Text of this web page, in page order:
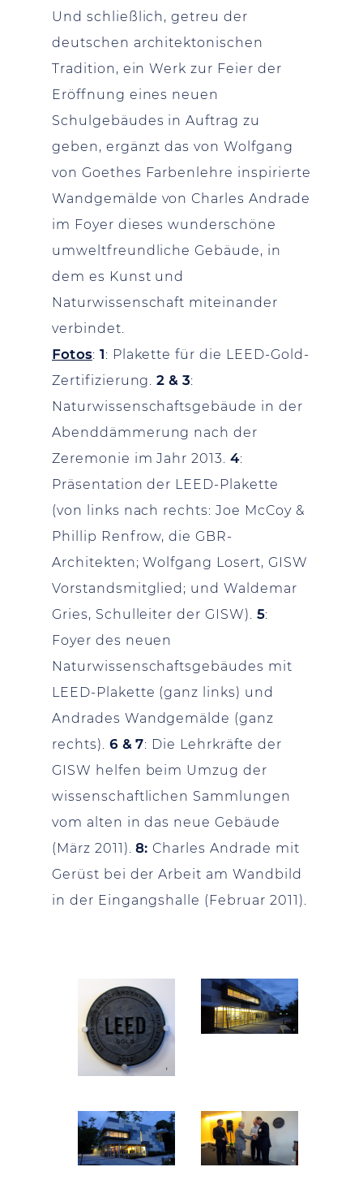
Und schließlich, getreu der
deutschen architektonischen
Tradition, ein Werk zur Feier der
Eröffnung eines neuen
Schulgebäudes in Auftrag zu
geben, ergänzt das von Wolfgang
von Goethes Farbenlehre inspirierte
Wandgemälde von Charles Andrade
im Foyer dieses wunderschöne
umweltfreundliche Gebäude, in
dem es Kunst und
Naturwissenschaft miteinander
verbindet.
Fotos: 1: Plakette für die LEED-Gold-
Zertifizierung.2 & 3:
Naturwissenschaftsgebäude in der
Abenddämmerung nach der
Zeremonie im Jahr 2013.4:
Präsentation der LEED-Plakette
(von links nach rechts: Joe McCoy &
Phillip Renfrow, die GBR-
Architekten; Wolfgang Losert, GISW
Vorstandsmitglied; und Waldemar
Gries, Schulleiter der GISW). 5:
Foyer des neuen
Naturwissenschaftsgebäudes mit
LEED-Plakette (ganz links) und
Andrades Wandgemälde (ganz
rechts). 6 & 7: Die Lehrkräfte der
GISW helfen beim Umzug der
wissenschaftlichen Sammlungen
vom alten in das neue Gebäude
(März 2011).8: Charles Andrade mit
Gerüst bei der Arbeit am Wandbild
in der Eingangshalle (Februar 2011).